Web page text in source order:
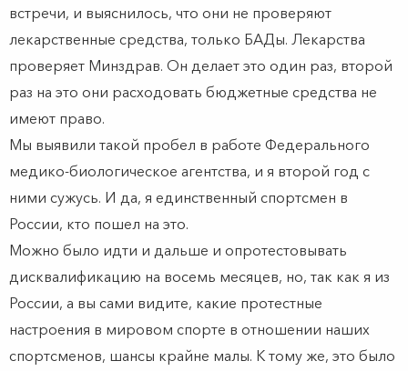
встречи, и выяснилось, что они не проверяют
лекарственные средства, только БАДы. Лекарства
проверяет Минздрав. Он делает это один раз, второй
раз на это они расходовать бюджетные средства не
имеют право.
Мы выявили такой пробел в работе Федерального
медико-биологическое агентства, и я второй год с
ними сужусь. И да, я единственный спортсмен в
России, кто пошел на это.
Можно было идти и дальше и опротестовывать
дисквалификацию на восемь месяцев, но, так как я из
России, а вы сами видите, какие протестные
настроения в мировом спорте в отношении наших
спортсменов, шансы крайне малы. К тому же, это было